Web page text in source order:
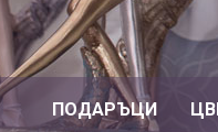
ПОДАРЪЦИ